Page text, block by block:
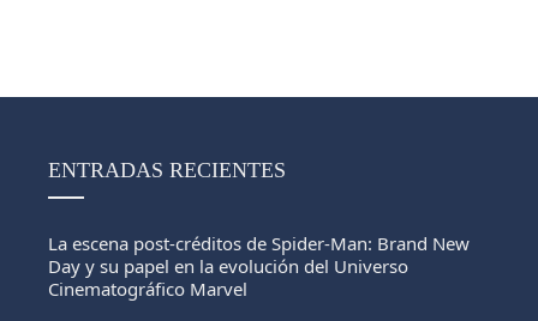
ENTRADAS RECIENTES
La escena post-créditos de Spider-Man: Brand New
Day y su papel en la evolución del Universo
Cinematográfico Marvel